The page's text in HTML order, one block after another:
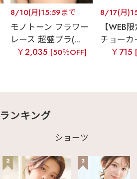
8/10(月)15:59まで
モノトーン フラワー
レース 超盛ブラ(...
￥2,035 [50％OFF]
8/17(月
【WEB
チョーカ
￥715
ランキング
ショーツ
2 3